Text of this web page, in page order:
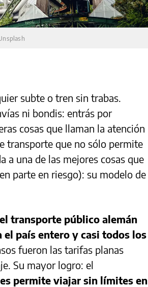
subte o tren sin trabas.
ni bondis: entrás por
cosas que llaman la atención
transporte que no sólo permite
a una de las mejores cosas que
parte en riesgo): su modelo de
el transporte público alemán
país entero y casi todos los
fueron las tarifas planas
Su mayor logro: el
permite viajar sin límites en